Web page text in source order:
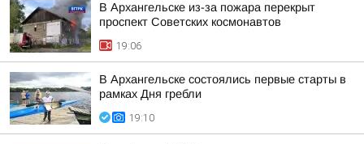
В Архангельске из-за пожара перекрыт
проспект Советских космонавтов
19:06
В Архангельске состоялись первые старты в
рамках Дня гребли
19:10